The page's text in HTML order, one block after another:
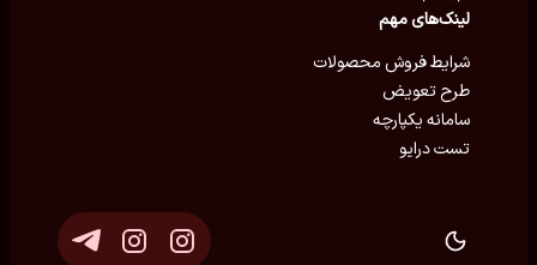
لینک‌های مهم
شرایط فروش محصولات
طرح تعویض
سامانه یکپارچه
تست درایو